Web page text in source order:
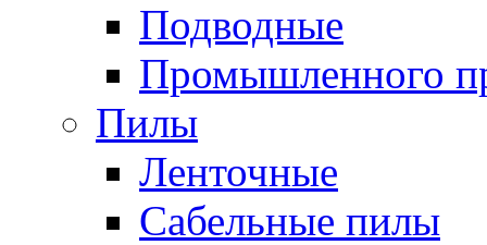
Подводные
Промышленного
Пилы
Ленточные
Сабельные пилы